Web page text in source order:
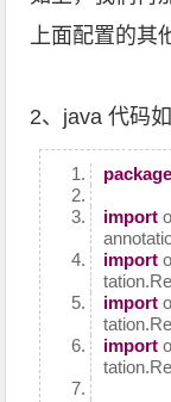
上面配置的其
2、java 代码
package
import
import
import
import